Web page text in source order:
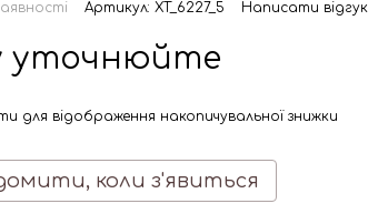
Артикул: XT_6227_5 Написати відгук
уточнюйте
для відображення накопичувальної знижки
коли з'явиться